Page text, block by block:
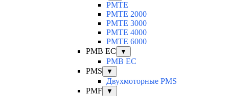
PMTE
PMTE 2000
PMTE 3000
PMTE 4000
PMTE 6000
PMB EC
▼
PMB EC
PMS
▼
Двухмоторные PMS
PMF
▼